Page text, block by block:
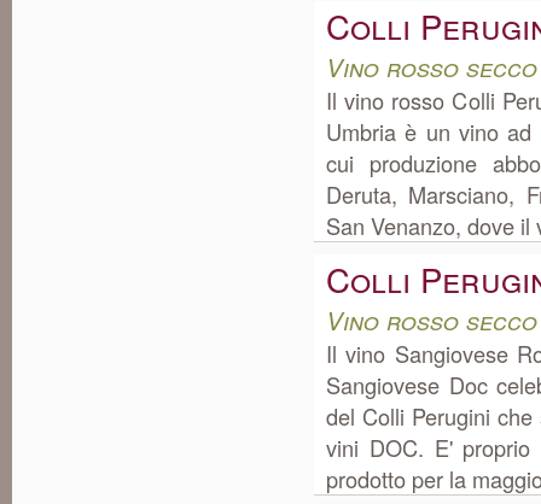
Colli
Vino rosso
Il vino rosso Colli
Umbria è un vino
cui produzione
Deruta, Marsciano,
San Venanzo, dove
Colli
Vino rosso
Il vino Sangiovese
Sangiovese Doc
del Colli Perugini
vini DOC. E'
prodotto per la